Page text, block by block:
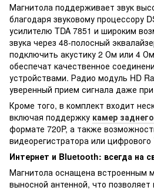
Магнитола поддерживает звук
благодаря звуковому процессору
усилителю TDA 7851 и широким
звука через 48-полосный
подключить акустику 2 Ом или 4
обеспечат качественное
устройствами. Радио модуль HD
уверенный прием сигнала даже
Кроме того, в комплект входит
включая поддержку камер
формате 720P, а также
видеорегистратора или
Интернет и Bluetooth: всегда на
Магнитола оснащена встроенным
выносной антенной, что